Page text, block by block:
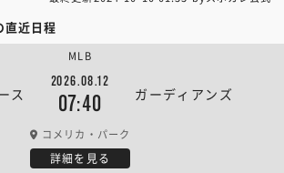
直近日程
ス
2026.08.12
07:40 ガーディアンズ
MLB
コメリカ・パーク
詳細を見る